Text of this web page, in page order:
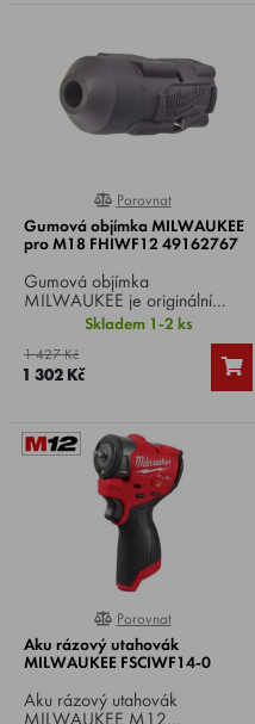
0%
Porovnat
Gumová objímka MILWAUKEE
pro M18 FHIWF12 49162767
Gumová objímka
MILWAUKEE je originální
ochranný doplněk navržený
pro akumulátorové rázové
utahováky řady M18
FHIWF12.
Skladem 1-2 ks
1 427 Kč
1 302 Kč
0%
Porovnat
Aku rázový utahovák
MILWAUKEE FSCIWF14-0
Aku rázový utahovák
MILWAUKEE M12